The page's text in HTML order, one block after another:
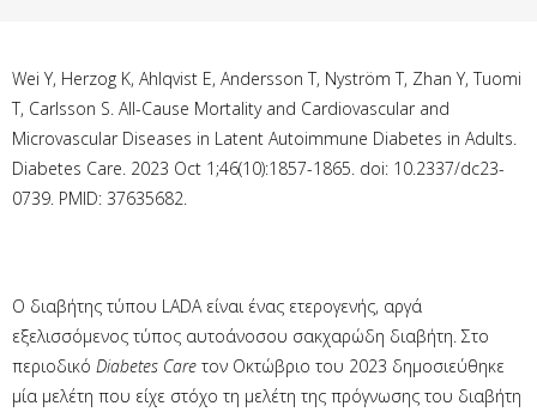
Wei Y, Herzog K, Ahlqvist E, Andersson T, Nyström T, Zhan Y, Tuomi
T, Carlsson S. All-Cause Mortality and Cardiovascular and
Microvascular Diseases in Latent Autoimmune Diabetes in Adults.
Diabetes Care. 2023 Oct 1;46(10):1857-1865. doi: 10.2337/dc23-
0739. PMID: 37635682.
Ο διαβήτης τύπου LADA είναι ένας ετερογενής, αργά
εξελισσόμενος τύπος αυτοάνοσου σακχαρώδη διαβήτη. Στο
περιοδικό Diabetes Care τον Οκτώβριο του 2023 δημοσιεύθηκε
μία μελέτη που είχε στόχο τη μελέτη της πρόγνωσης του διαβήτη